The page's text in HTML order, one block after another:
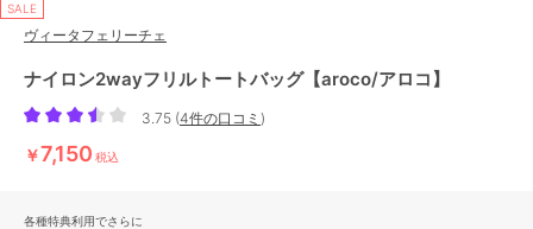
SALE
ヴィータフェリーチェ
ナイロン2wayフリルトートバッグ【aroco/アロコ】
3.75 (4件の口コミ )
￥7,150 税込
各種特典利用でさらに